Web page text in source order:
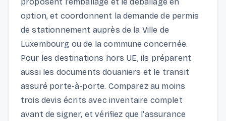
option, et coordonnent la demande de permis
de stationnement auprès de la Ville de
Luxembourg ou de la commune concernée.
Pour les destinations hors UE, ils préparent
aussi les documents douaniers et le transit
assuré porte-à-porte. Comparez au moins
trois devis écrits avec inventaire complet
avant de signer, et vérifiez que l'assurance